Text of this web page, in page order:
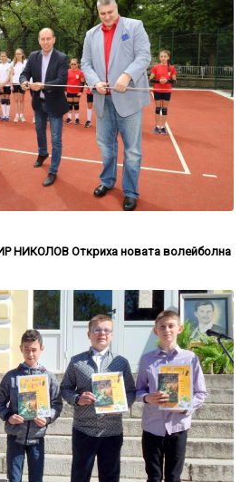
Откриха новата волейболна